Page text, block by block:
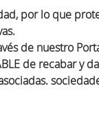
por lo que
de nuestro
de recabar y